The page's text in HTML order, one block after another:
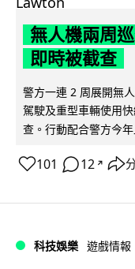
無人機兩周
即時被截查
警方一連 2 周展開無
駕駛及重型車輛使用
查。行動配合警方今
101 12 ↗
科技娛樂 遊戲情報